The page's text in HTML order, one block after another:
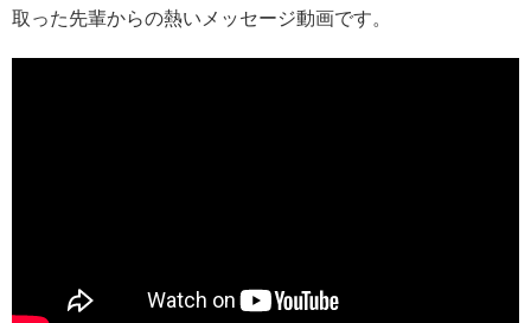
取った先輩からの熱いメッセージ動画です。